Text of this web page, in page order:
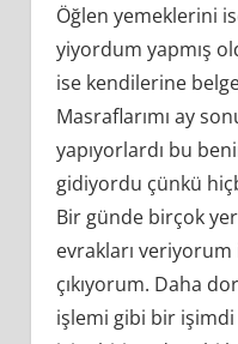
Öğlen yemeklerini
yiyordum yapmış
ise kendilerine
Masraflarımı ay
yapıyorlardı bu
gidiyordu çünkü
Bir günde birçok
evrakları
çıkıyorum. Daha
işlemi gibi bir